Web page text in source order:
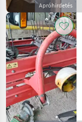
Apróhirdetés